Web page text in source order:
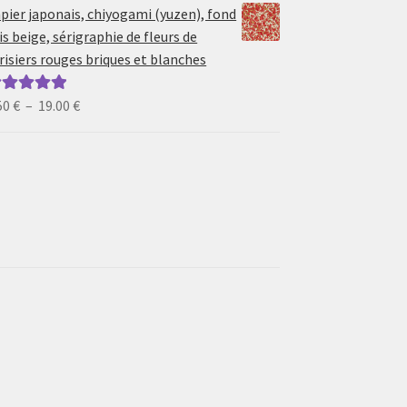
prix :
6.50 €
à
japonais, chiyogami (yuzen), fond
beige, sérigraphie de fleurs de
rouges briques et blanches
5.00sur
€ – 19.00€Plage